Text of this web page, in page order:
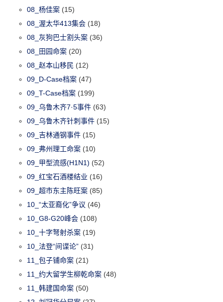
08_杨佳案 (15)
08_渥太华413集会 (18)
08_灰狗巴士割头案 (36)
08_田园命案 (20)
08_赵本山移民 (12)
09_D-Case档案 (47)
09_T-Case档案 (199)
09_乌鲁木齐7·5事件 (63)
09_乌鲁木齐针刺事件 (15)
09_吉林通钢事件 (15)
09_弗州理工命案 (10)
09_甲型流感(H1N1) (52)
09_红宝石酒楼结业 (16)
09_超市东主陈旺案 (85)
10_“太亚裔化”争议 (46)
10_G8-G20峰会 (108)
10_十字弩射杀案 (19)
10_法登“间谍论” (31)
11_包子铺命案 (21)
11_约大留学生柳乾命案 (48)
11_韩建国命案 (50)